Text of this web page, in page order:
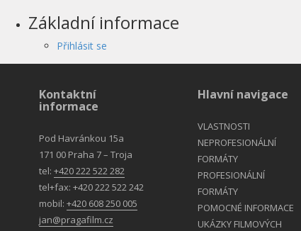
Základní informace
Přihlásit se
Kontaktní
informace
Pod Havránkou 15a
171 00 Praha 7 – Troja
tel: +420 222 522 282
tel+fax: +420 222 522 242
mobil: +420 608 250 005
jan@pragafilm.cz
Hlavní navigace
VLASTNOSTI
NEPROFESIONÁLNÍ
FORMÁTY
PROFESIONÁLNÍ
FORMÁTY
POMOCNÉ INFORMACE
UKÁZKY FILMOVÝCH